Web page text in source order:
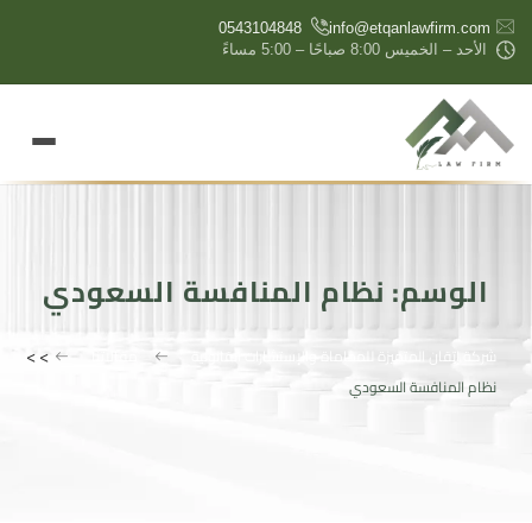
content
info@etqanlawfirm.com
0543104848
الأحد – الخميس 8:00 صباحًا – 5:00 مساءً
الوسم: نظام المنافسة السعودي
شركة إتقان المتميزة للمحاماة والإستشارات القانونية >
>
نظام المنافسة السعودي